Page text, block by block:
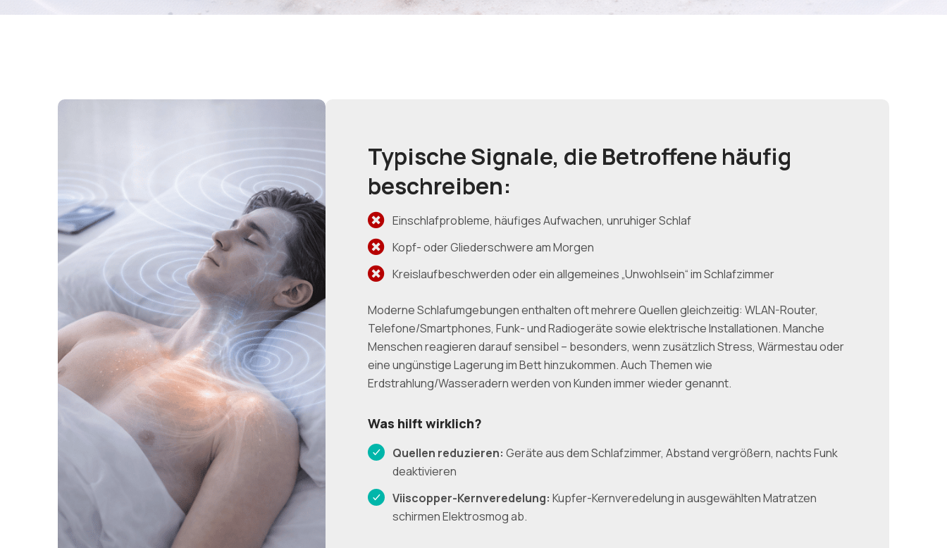
Typische Signale, die Betroffene häufig
beschreiben:
Einschlafprobleme, häufiges Aufwachen, unruhiger Schlaf
Kopf- oder Gliederschwere am Morgen
Kreislaufbeschwerden oder ein allgemeines „Unwohlsein“ im Schlafzimmer
Moderne Schlafumgebungen enthalten oft mehrere Quellen gleichzeitig: WLAN-Router,
Telefone/Smartphones, Funk- und Radiogeräte sowie elektrische Installationen. Manche
Menschen reagieren darauf sensibel – besonders, wenn zusätzlich Stress, Wärmestau oder
eine ungünstige Lagerung im Bett hinzukommen. Auch Themen wie
Erdstrahlung/Wasseradern werden von Kunden immer wieder genannt.
Was hilft wirklich?
Quellen reduzieren: Geräte aus dem Schlafzimmer, Abstand vergrößern, nachts Funk
deaktivieren
Viiscopper-Kernveredelung: Kupfer-Kernveredelung in ausgewählten Matratzen
schirmen Elektrosmog ab.